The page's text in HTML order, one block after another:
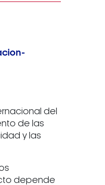
del
de las
y las
depende